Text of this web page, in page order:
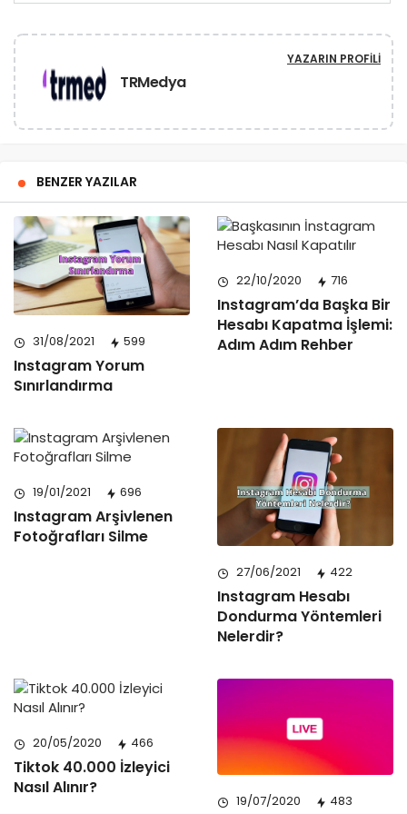
TRMedya
YAZARIN PROFILI
BENZER YAZILAR
31/08/2021 599
Instagram Yorum
Sınırlandırma
22/10/2020 716
Instagram’da Başka Bir
Hesabı Kapatma İşlemi:
Adım Adım Rehber
19/01/2021 696
Instagram Arşivlenen
Fotoğrafları Silme
27/06/2021 422
Instagram Hesabı
Dondurma Yöntemleri
Nelerdir?
20/05/2020 466
Tiktok 40.000 İzleyici
Nasıl Alınır?
19/07/2020 483